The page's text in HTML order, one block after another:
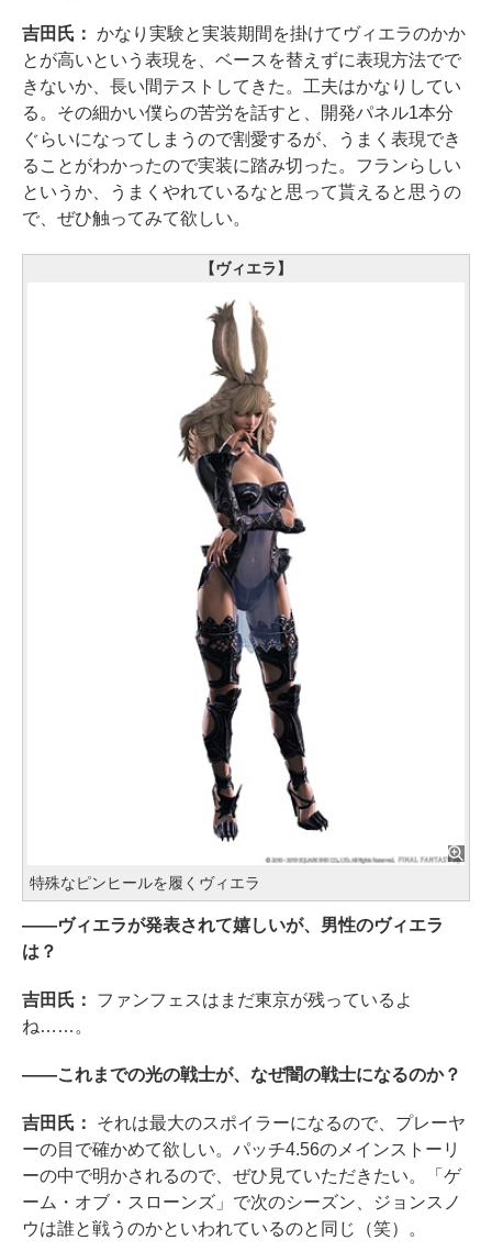
吉田氏： かなり実験と実装期間を掛けてヴィエラのかか
とが高いという表現を、ベースを替えずに表現方法でで
きないか、長い間テストしてきた。工夫はかなりしてい
る。その細かい僕らの苦労を話すと、開発パネル1本分
ぐらいになってしまうので割愛するが、うまく表現でき
ることがわかったので実装に踏み切った。フランらしい
というか、うまくやれているなと思って貰えると思うの
で、ぜひ触ってみて欲しい。
【ヴィエラ】
特殊なピンヒールを履くヴィエラ
――ヴィエラが発表されて嬉しいが、男性のヴィエラ
は？
吉田氏： ファンフェスはまだ東京が残っているよ
ね……。
――これまでの光の戦士が、なぜ闇の戦士になるのか？
吉田氏： それは最大のスポイラーになるので、プレーヤ
ーの目で確かめて欲しい。パッチ4.56のメインストーリ
ーの中で明かされるので、ぜひ見ていただきたい。「ゲ
ーム・オブ・スローンズ」で次のシーズン、ジョンスノ
ウは誰と戦うのかといわれているのと同じ（笑）。